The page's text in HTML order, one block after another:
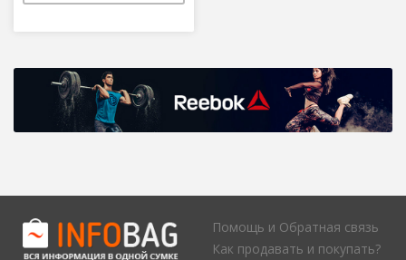
Помощь и Обратная связь
Как продавать и покупать?